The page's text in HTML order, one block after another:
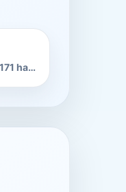
1 122 municipios · 53 399 171 habitantes